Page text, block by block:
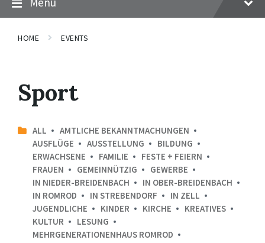
HOME EVENTS
Sport
ALL
AMTLICHE BEKANNTMACHUNGEN
AUSFLÜGE
AUSSTELLUNG
BILDUNG
ERWACHSENE
FAMILIE
FESTE + FEIERN
FRAUEN
GEMEINNÜTZIG
GEWERBE
IN NIEDER-BREIDENBACH
IN OBER-BREIDENBACH
IN ROMROD
IN STREBENDORF
IN ZELL
JUGENDLICHE
KINDER KIRCHE
KREATIVES
KULTUR
LESUNG
MEHRGENERATIONENHAUS ROMROD